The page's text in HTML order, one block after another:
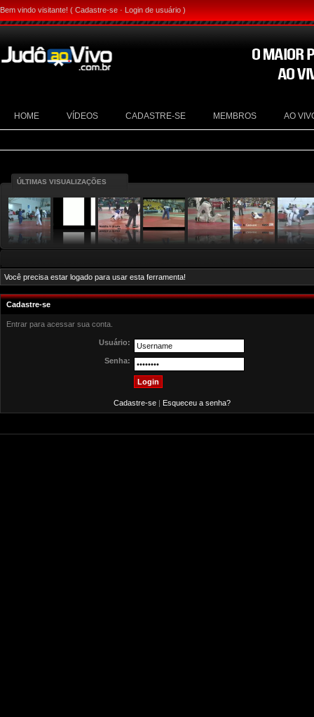
Bem vindo visitante! ( Cadastre-se · Login de usuário )
HOME VÍDEOS CADASTRE-SE MEMBROS AO
ÚLTIMAS VISUALIZAÇÕES
Você precisa estar logado para usar esta ferramenta!
Cadastre-se
Entrar para acessar sua conta.
Usuário:
Senha:
Cadastre-se| Esqueceu a senha?